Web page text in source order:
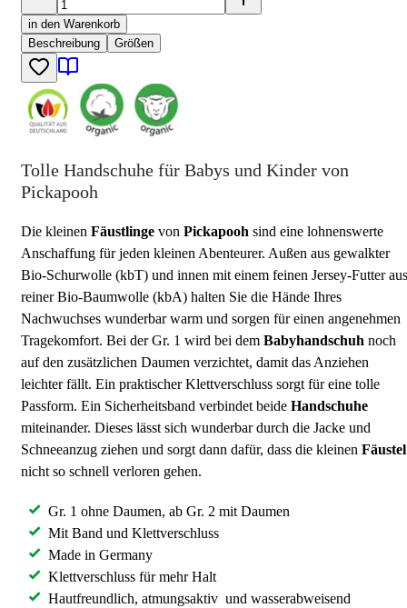
in den Warenkorb
Beschreibung
Größen
Tolle Handschuhe für Babys und Kinder von
Pickapooh
Die kleinen Fäustlinge von Pickapooh sind eine lohnenswerte
Anschaffung für jeden kleinen Abenteurer. Außen aus gewalkter
Bio-Schurwolle (kbT) und innen mit einem feinen Jersey-Futter aus
reiner Bio-Baumwolle (kbA) halten Sie die Hände Ihres
Nachwuchses wunderbar warm und sorgen für einen angenehmen
Tragekomfort. Bei der Gr. 1 wird bei dem Babyhandschuh noch
auf den zusätzlichen Daumen verzichtet, damit das Anziehen
leichter fällt. Ein praktischer Klettverschluss sorgt für eine tolle
Passform. Ein Sicherheitsband verbindet beide Handschuhe
miteinander. Dieses lässt sich wunderbar durch die Jacke und
Schneeanzug ziehen und sorgt dann dafür, dass die kleinen Fäustel
nicht so schnell verloren gehen.
Gr. 1 ohne Daumen, ab Gr. 2 mit Daumen
Mit Band und Klettverschluss
Made in Germany
Klettverschluss für mehr Halt
Hautfreundlich, atmungsaktiv und wasserabweisend